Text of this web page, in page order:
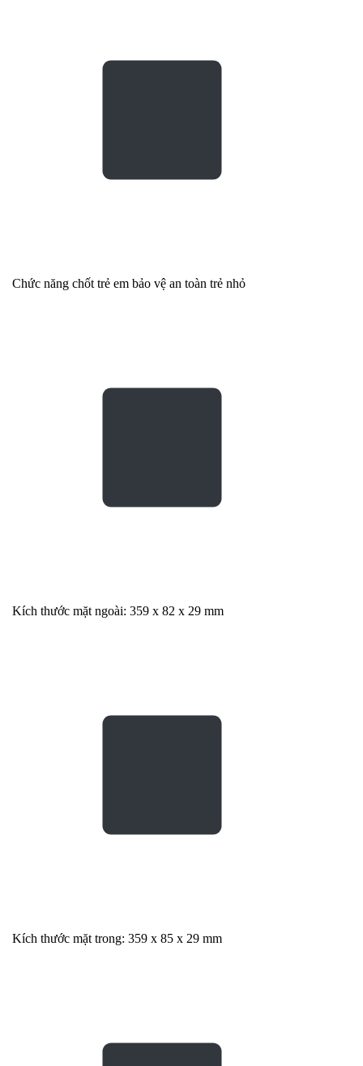
Chức năng chốt trẻ em bảo vệ an toàn trẻ nhỏ
Kích thước mặt ngoài: 359 x 82 x 29 mm
Kích thước mặt trong: 359 x 85 x 29 mm